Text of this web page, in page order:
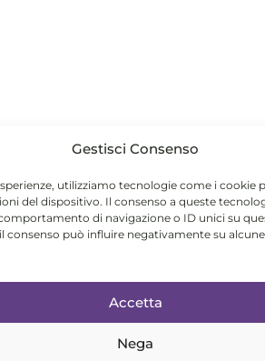
Gestisci Consenso
utilizziamo tecnologie come i cookie
del dispositivo. Il consenso a queste
di navigazione o ID unici su
consenso può influire negativamente su
Accetta
Nega